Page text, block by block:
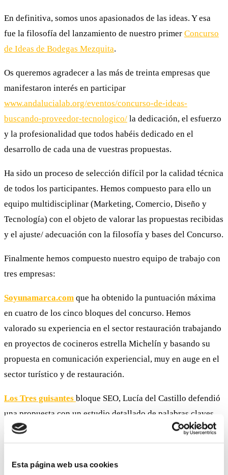
Esta página web usa cookies
En definitiva, somos unos apasionados de las ideas. Y esa
fue la filosofía del lanzamiento de nuestro primer Concurso
de Ideas de Bodegas Mezquita.
Os queremos agradecer a las más de treinta empresas que
manifestaron interés en participar
www.andalucialab.org/eventos/concurso-de-ideas-
buscando-proveedor-tecnologico/ la dedicación, el esfuerzo
y la profesionalidad que todos habéis dedicado en el
desarrollo de cada una de vuestras propuestas.
Ha sido un proceso de selección difícil por la calidad técnica
de todos los participantes. Hemos compuesto para ello un
equipo multidisciplinar (Marketing, Comercio, Diseño y
Tecnología) con el objeto de valorar las propuestas recibidas
y el ajuste/ adecuación con la filosofía y bases del Concurso.
Finalmente hemos compuesto nuestro equipo de trabajo con
tres empresas:
Soyunamarca.com que ha obtenido la puntuación máxima
en cuatro de los cinco bloques del concurso. Hemos
valorado su experiencia en el sector restauración trabajando
en proyectos de cocineros estrella Michelín y basando su
propuesta en comunicación experiencial, muy en auge en el
sector turístico y de restauración.
Los Tres guisantes bloque SEO, Lucía del Castillo defendió
una propuesta con un estudio detallado de palabras claves
ya definidas, apoyado de un análisis pormenorizado de la
analítica actual de la web y los objetivos. Especialmente ha
sido considerado el minucioso ROI presentado.